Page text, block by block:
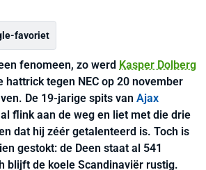
favoriet
fenomeen, zo werd Kasper Dolberg
hattrick tegen NEC op 20 november
De 19-jarige spits van Ajax
flink aan de weg en liet met die drie
dat hij zéér getalenteerd is. Toch is
gestokt: de Deen staat al 541
blijft de koele Scandinaviër rustig.